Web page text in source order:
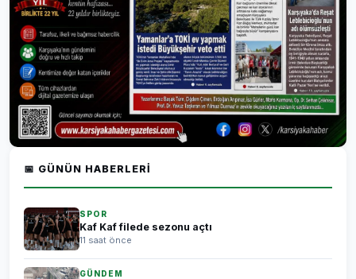
📅 GÜNÜN HABERLERI
SPOR
Kaf Kaf filede sezonu açtı
11 saat önce
GÜNDEM